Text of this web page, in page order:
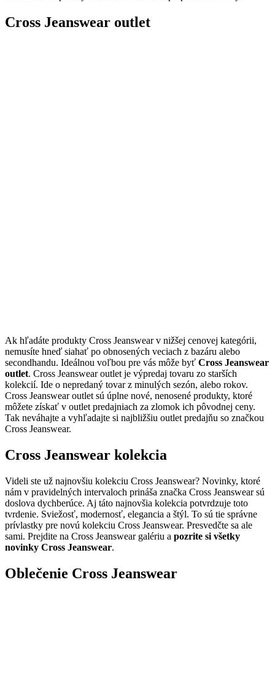
Cross Jeanswear outlet
Ak hľadáte produkty Cross Jeanswear v nižšej cenovej kategórii,
nemusíte hneď siahať po obnosených veciach z bazáru alebo
secondhandu. Ideálnou voľbou pre vás môže byť Cross Jeanswear
outlet. Cross Jeanswear outlet je výpredaj tovaru zo starších
kolekcií. Ide o nepredaný tovar z minulých sezón, alebo rokov.
Cross Jeanswear outlet sú úplne nové, nenosené produkty, ktoré
môžete získať v outlet predajniach za zlomok ich pôvodnej ceny.
Tak neváhajte a vyhľadajte si najbližšiu outlet predajňu so značkou
Cross Jeanswear.
Cross Jeanswear kolekcia
Videli ste už najnovšiu kolekciu Cross Jeanswear? Novinky, ktoré
nám v pravidelných intervaloch prináša značka Cross Jeanswear sú
doslova dychberúce. Aj táto najnovšia kolekcia potvrdzuje toto
tvrdenie. Sviežosť, modernosť, elegancia a štýl. To sú tie správne
prívlastky pre novú kolekciu Cross Jeanswear. Presvedčte sa ale
sami. Prejdite na Cross Jeanswear galériu a pozrite si všetky
novinky Cross Jeanswear.
Oblečenie Cross Jeanswear